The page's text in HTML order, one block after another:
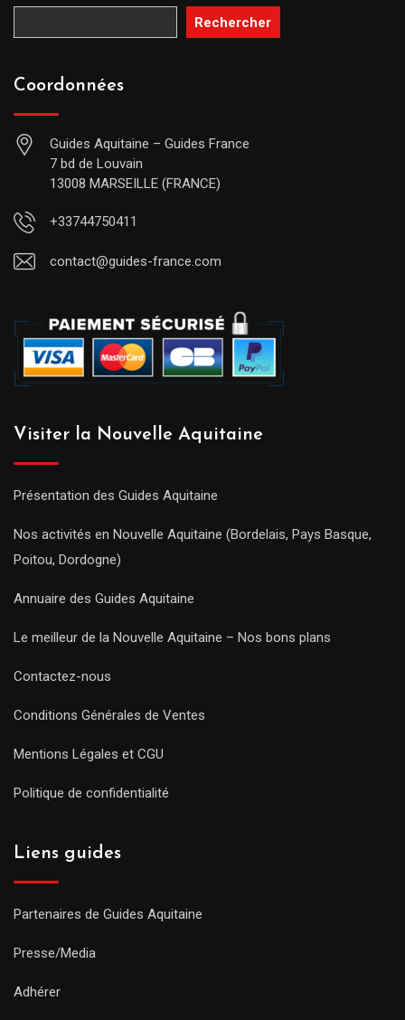
Rechercher
Coordonnées
Guides Aquitaine – Guides France
7 bd de Louvain
13008 MARSEILLE (FRANCE)
+33744750411
contact@guides-france.com
Visiter la Nouvelle Aquitaine
Présentation des Guides Aquitaine
Nos activités en Nouvelle Aquitaine (Bordelais, Pays Basque,
Poitou, Dordogne)
Annuaire des Guides Aquitaine
Le meilleur de la Nouvelle Aquitaine – Nos bons plans
Contactez-nous
Conditions Générales de Ventes
Mentions Légales et CGU
Politique de confidentialité
Liens guides
Partenaires de Guides Aquitaine
Presse/Media
Adhérer